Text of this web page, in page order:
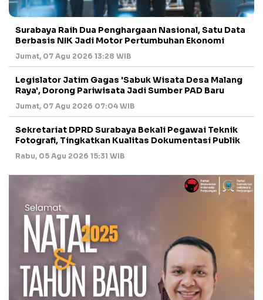
Surabaya Raih Dua Penghargaan Nasional, Satu Data
Berbasis NIK Jadi Motor Pertumbuhan Ekonomi
Jumat, 07 Agu 2026 13:28 WIB
Legislator Jatim Gagas 'Sabuk Wisata Desa Malang
Raya', Dorong Pariwisata Jadi Sumber PAD Baru
Jumat, 07 Agu 2026 07:04 WIB
Sekretariat DPRD Surabaya Bekali Pegawai Teknik
Fotografi, Tingkatkan Kualitas Dokumentasi Publik
Rabu, 05 Agu 2026 15:31 WIB